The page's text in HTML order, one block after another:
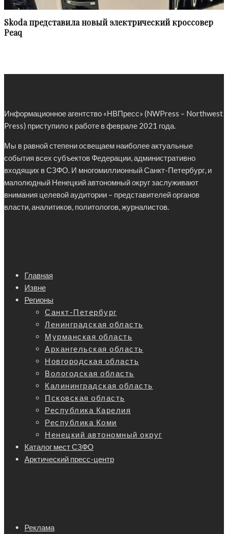
Skoda представила новый электрический кроссовер
Peaq
Информационное агентство «НВПресс» (NWPress – Northwest
Press) приступило к работе в феврале 2021 года.
Мы в равной степени освещаем наиболее актуальные
события всех субъектов Федерации, административно
входящих в СЗФО. И многомиллионный Санкт-Петербург, и
малолюдный Ненецкий автономный округ заслуживают
внимания целевой аудитории – представителей органов
власти, аналитиков, политологов, журналистов.
Главная
Извне
Регионы
Санкт-Петербург
Ленинградская область
Мурманская область
Архангельская область
Новгородская область
Вологодская область
Калининградская область
Псковская область
Республика Карелия
Республика Коми
Ненецкий автономный округ
Каталог мест СЗФО
Арктический пресс-центр
Реклама